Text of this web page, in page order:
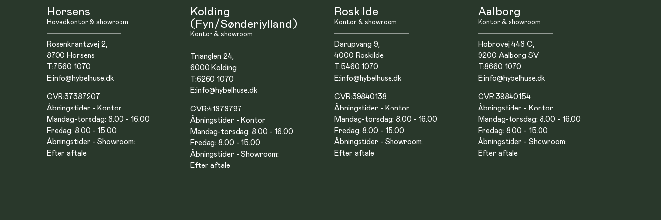
Horsens
Hovedkontor & showroom
Rosenkrantzvej 2,
8700 Horsens
T: 7560 1070
E:info@hybelhuse.dk
CVR:37387207
Åbningstider - Kontor
Mandag-torsdag: 8.00 - 16.00
Fredag: 8.00 - 15.00
Åbningstider - Showroom:
Efter aftale
Kolding
(Fyn/Sønderjylland)
Kontor & showroom
Trianglen 24,
6000 Kolding
T:6260 1070
E:info@hybelhuse.dk
CVR:41878797
Åbningstider - Kontor
Mandag-torsdag: 8.00 - 16.00
Fredag: 8.00 - 15.00
Åbningstider - Showroom:
Efter aftale
Roskilde
Kontor & showroom
Darupvang 9,
4000 Roskilde
T:5460 1070
E:info@hybelhuse.dk
CVR:39840138
Åbningstider - Kontor
Mandag-torsdag: 8.00 - 16.00
Fredag: 8.00 - 15.00
Åbningstider - Showroom:
Efter aftale
Aalborg
Kontor & showroom
Hobrovej 448 C,
9200 Aalborg SV
T:8660 1070
E:info@hybelhuse.dk
CVR:39840154
Åbningstider - Kontor
Mandag-torsdag: 8.00 - 16.00
Fredag: 8.00 - 15.00
Åbningstider - Showroom:
Efter aftale